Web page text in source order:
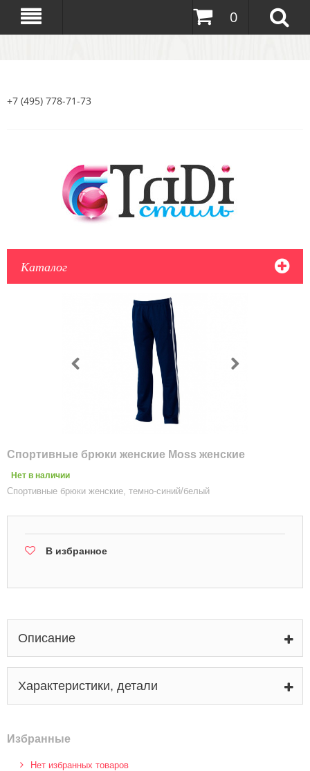
0
+7 (495) 778-71-73
Каталог
Спортивные брюки женские Moss женские
Нет в наличии
Спортивные брюки женские, темно-синий/белый
В избранное
Описание
Характеристики, детали
Избранные
Нет избранных товаров